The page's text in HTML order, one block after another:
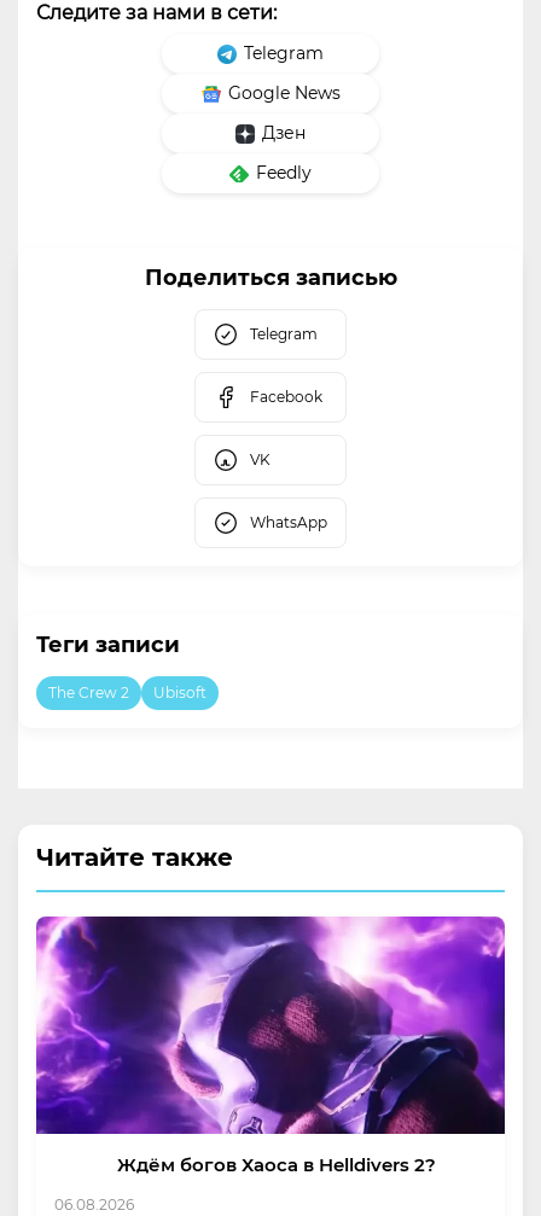
Следите за нами в сети:
Telegram
Google News
Дзен
Feedly
Поделиться записью
Telegram
Facebook
VK
WhatsApp
Теги записи
The Crew 2 Ubisoft
Читайте также
Ждём богов Хаоса в Helldivers 2?
06.08.2026